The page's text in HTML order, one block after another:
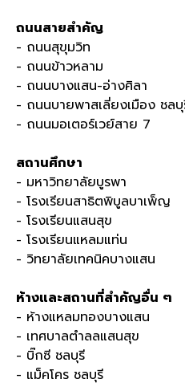
ถนนสายสำคัญ
- ถนนสุขุมวิท
- ถนนข้าวหลาม
- ถนนบางแสน-อ่างศิลา
- ถนนบายพาสเลี่ยงเมือง ชล
- ถนนมอเตอร์เวย์สาย 7
สถานศึกษา
- มหาวิทยาลัยบูรพา
- โรงเรียนสาธิตพิบูลบาเพ็ญ
- โรงเรียนแสนสุข
- โรงเรียนแหลมแท่น
- วิทยาลัยเทคนิคบางแสน
ห้างและสถานที่สำคัญอื่น ๆ
- ห้างแหลมทองบางแสน
- เทศบาลตำลลแสนสุข
- บิ๊กซี ชลบุรี
- แม็คโคร ชลบุรี